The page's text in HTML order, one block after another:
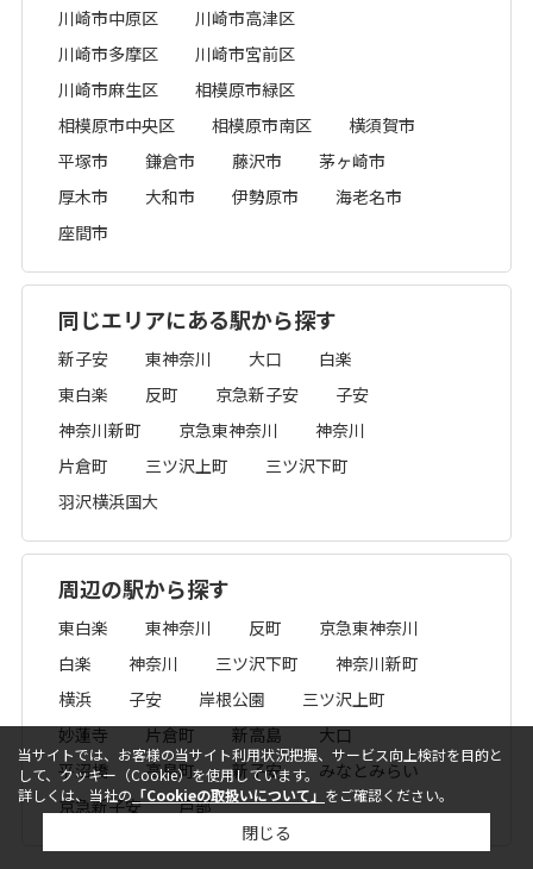
川崎市中原区
川崎市高津区
川崎市多摩区
川崎市宮前区
川崎市麻生区
相模原市緑区
相模原市中央区
相模原市南区
横須賀市
平塚市
鎌倉市 藤沢市
茅ヶ崎市
厚木市
大和市 伊勢原市
海老名市
座間市
同じエリアにある駅から探す
新子安 東神奈川 大口
白楽
東白楽
反町 京急新子安
子安
神奈川新町
京急東神奈川
神奈川
片倉町
三ツ沢上町
三ツ沢下町
羽沢横浜国大
周辺の駅から探す
東白楽 東神奈川 反町
京急東神奈川
白楽
神奈川 三ツ沢下町
神奈川新町
横浜
子安 岸根公園
三ツ沢上町
妙蓮寺
片倉町 新高島
大口
平沼橋
高島町 新子安
みなとみらい
京急新子安
戸部
当サイトでは、お客様の当サイト利用状況把握、サービス向上検討を目的と
して、クッキー（Cookie）を使用しています。
詳しくは、当社の「Cookieの取扱いについて」 をご確認ください。
閉じる